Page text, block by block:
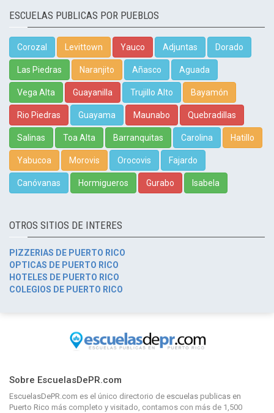
ESCUELAS PUBLICAS POR PUEBLOS
Corozal Levittown Yauco Adjuntas Dorado
Las Piedras Naranjito Añasco Aguada
Vega Alta Guayanilla Trujillo Alto Bayamón
Rio Piedras Guayama Maunabo Quebradillas
Salinas Toa Alta Barranquitas Carolina Hatillo
Yabucoa Morovis Orocovis Fajardo
Canóvanas Hormigueros Gurabo Isabela
OTROS SITIOS DE INTERES
PIZZERIAS DE PUERTO RICO
OPTICAS DE PUERTO RICO
HOTELES DE PUERTO RICO
COLEGIOS DE PUERTO RICO
Sobre EscuelasDePR.com
EscuelasDePR.com es el único directorio de escuelas publicas en
Puerto Rico más completo y visitado, contamos con más de 1,500